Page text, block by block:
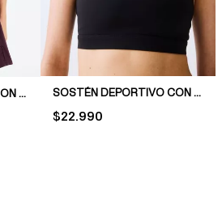
SOSTÉN DEPORTIVO CON SOFTMOVE™ MEDIUM SUPPORT SOSTÉN DEPORTIVO CON COOL HANDFEEL DRYMOVE™
PRICE:
$22.990